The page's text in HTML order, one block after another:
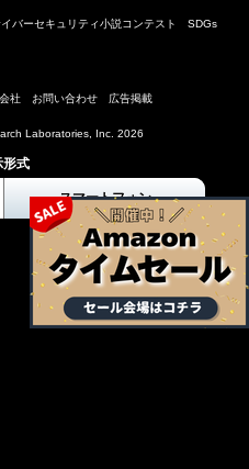
バーセキュリティ小説コンテスト SDGs
社 お問い合わせ 広告掲載
Laboratories, Inc. 2026
形式
スマートフォン